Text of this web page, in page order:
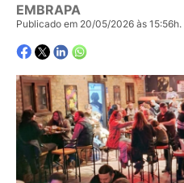
EMBRAPA
Publicado em 20/05/2026 às 15:56h.